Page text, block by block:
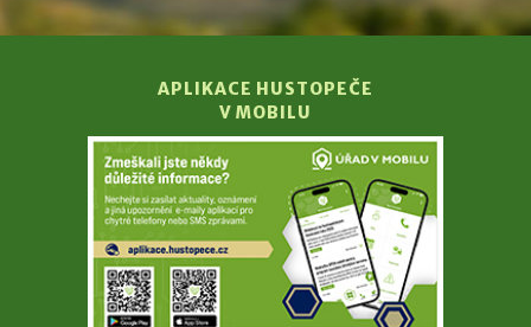
APLIKACE HUSTOPEČE
V MOBILU